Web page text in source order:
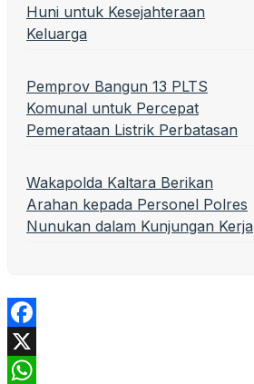
Huni untuk Kesejahteraan
Keluarga
Pemprov Bangun 13 PLTS
Komunal untuk Percepat
Pemerataan Listrik Perbatasan
Wakapolda Kaltara Berikan
Arahan kepada Personel Polres
Nunukan dalam Kunjungan Kerja
Facebook
X